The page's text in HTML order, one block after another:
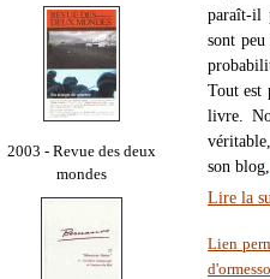
2003 - Revue des deux
mondes
paraît-il
sont
Tout est
livre.
son blog,
Lire la
Lien